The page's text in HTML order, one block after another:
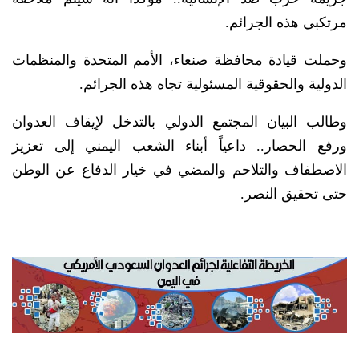
مرتكبي هذه الجرائم.
وحملت قيادة محافظة صنعاء، الأمم المتحدة والمنظمات
الدولية والحقوقية المسئولية تجاه هذه الجرائم.
وطالب البيان المجتمع الدولي بالتدخل لإيقاف العدوان
ورفع الحصار.. داعياً أبناء الشعب اليمني إلى تعزيز
الاصطفاف والتلاحم والمضي في خيار الدفاع عن الوطن
حتى تحقيق النصر.